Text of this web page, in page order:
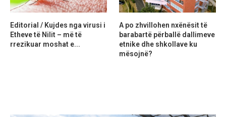
Editorial / Kujdes nga virusi i
Etheve të Nilit – më të
rrezikuar moshat e...
A po zhvillohen nxënësit të
barabartë përballë dallimeve
etnike dhe shkollave ku
mësojnë?